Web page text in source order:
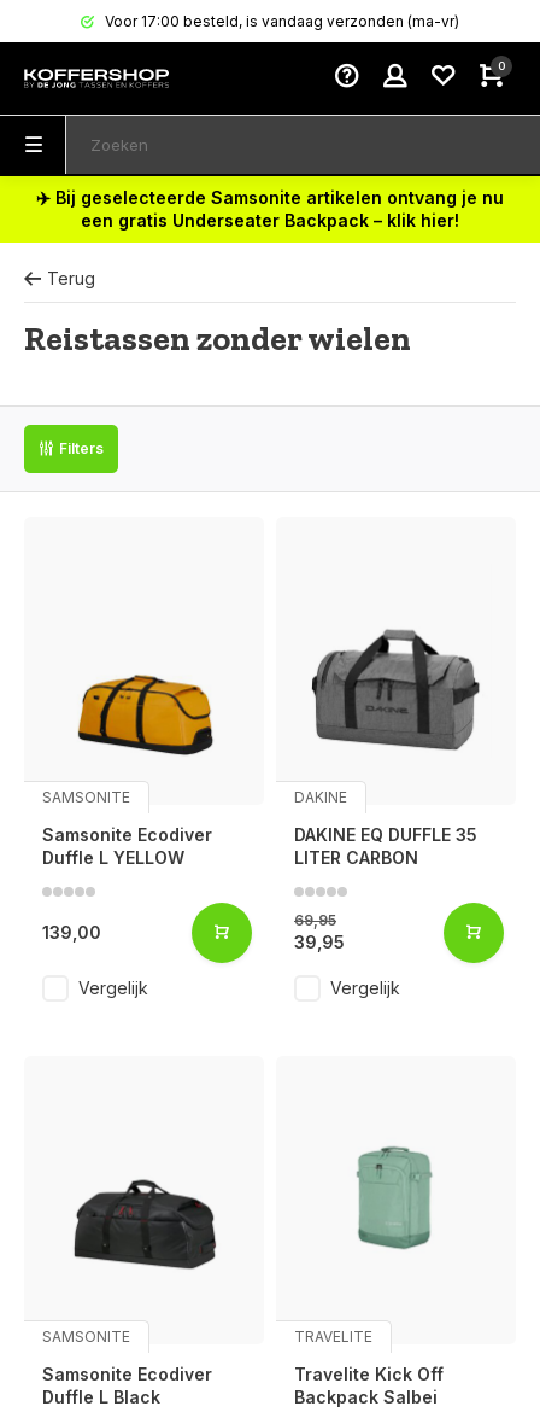
Voor 17:00 besteld, is vandaag verzonden (ma-vr)
0
✈️ Bij geselecteerde Samsonite artikelen ontvang je nu
een gratis Underseater Backpack – klik hier!
Terug
Reistassen zonder wielen
Filters
SAMSONITE
Samsonite Ecodiver
Duffle L YELLOW
139,00
Vergelijk
DAKINE
DAKINE EQ DUFFLE 35
LITER CARBON
69,95
39,95
Vergelijk
SAMSONITE
Samsonite Ecodiver
Duffle L Black
TRAVELITE
Travelite Kick Off
Backpack Salbei